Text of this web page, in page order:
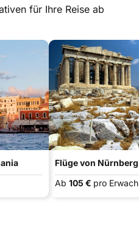
für Ihre Reise ab
Flüge von
Ab 105 € pro